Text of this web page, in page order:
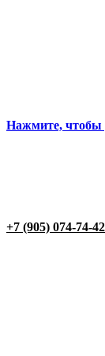
+7 (905) 074-74-42
Нажмите, чтобы